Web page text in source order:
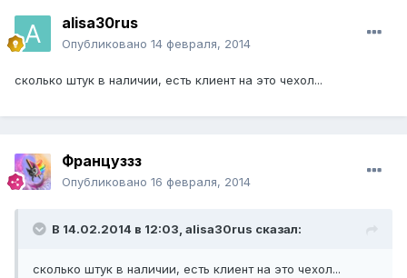
alisa30rus
Опубликовано 14 февраля, 2014
сколько штук в наличии, есть клиент на это чехол...
Француззз
Опубликовано 16 февраля, 2014
В 14.02.2014 в 12:03, alisa30rus сказал:
сколько штук в наличии, есть клиент на это чехол...